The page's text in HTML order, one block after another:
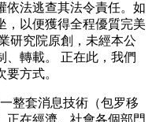
依法逃查其法令責任。如
，以便獲得全程優質完美
研究院原創，未經本公
、轉載。 正在此，我們
方式。
整套消息技術（包罗移
正在經濟、社會各個部門